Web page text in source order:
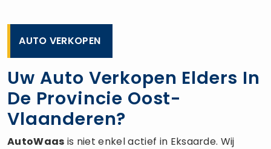
AUTO VERKOPEN
Uw Auto Verkopen Elders In
De Provincie Oost-
Vlaanderen?
AutoWaas is niet enkel actief in Eksaarde. Wij